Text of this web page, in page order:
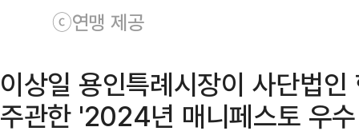
ⓒ연맹 제공
이상일 용인특례시장이 사단법
주관한 '2024년 매니페스토 우